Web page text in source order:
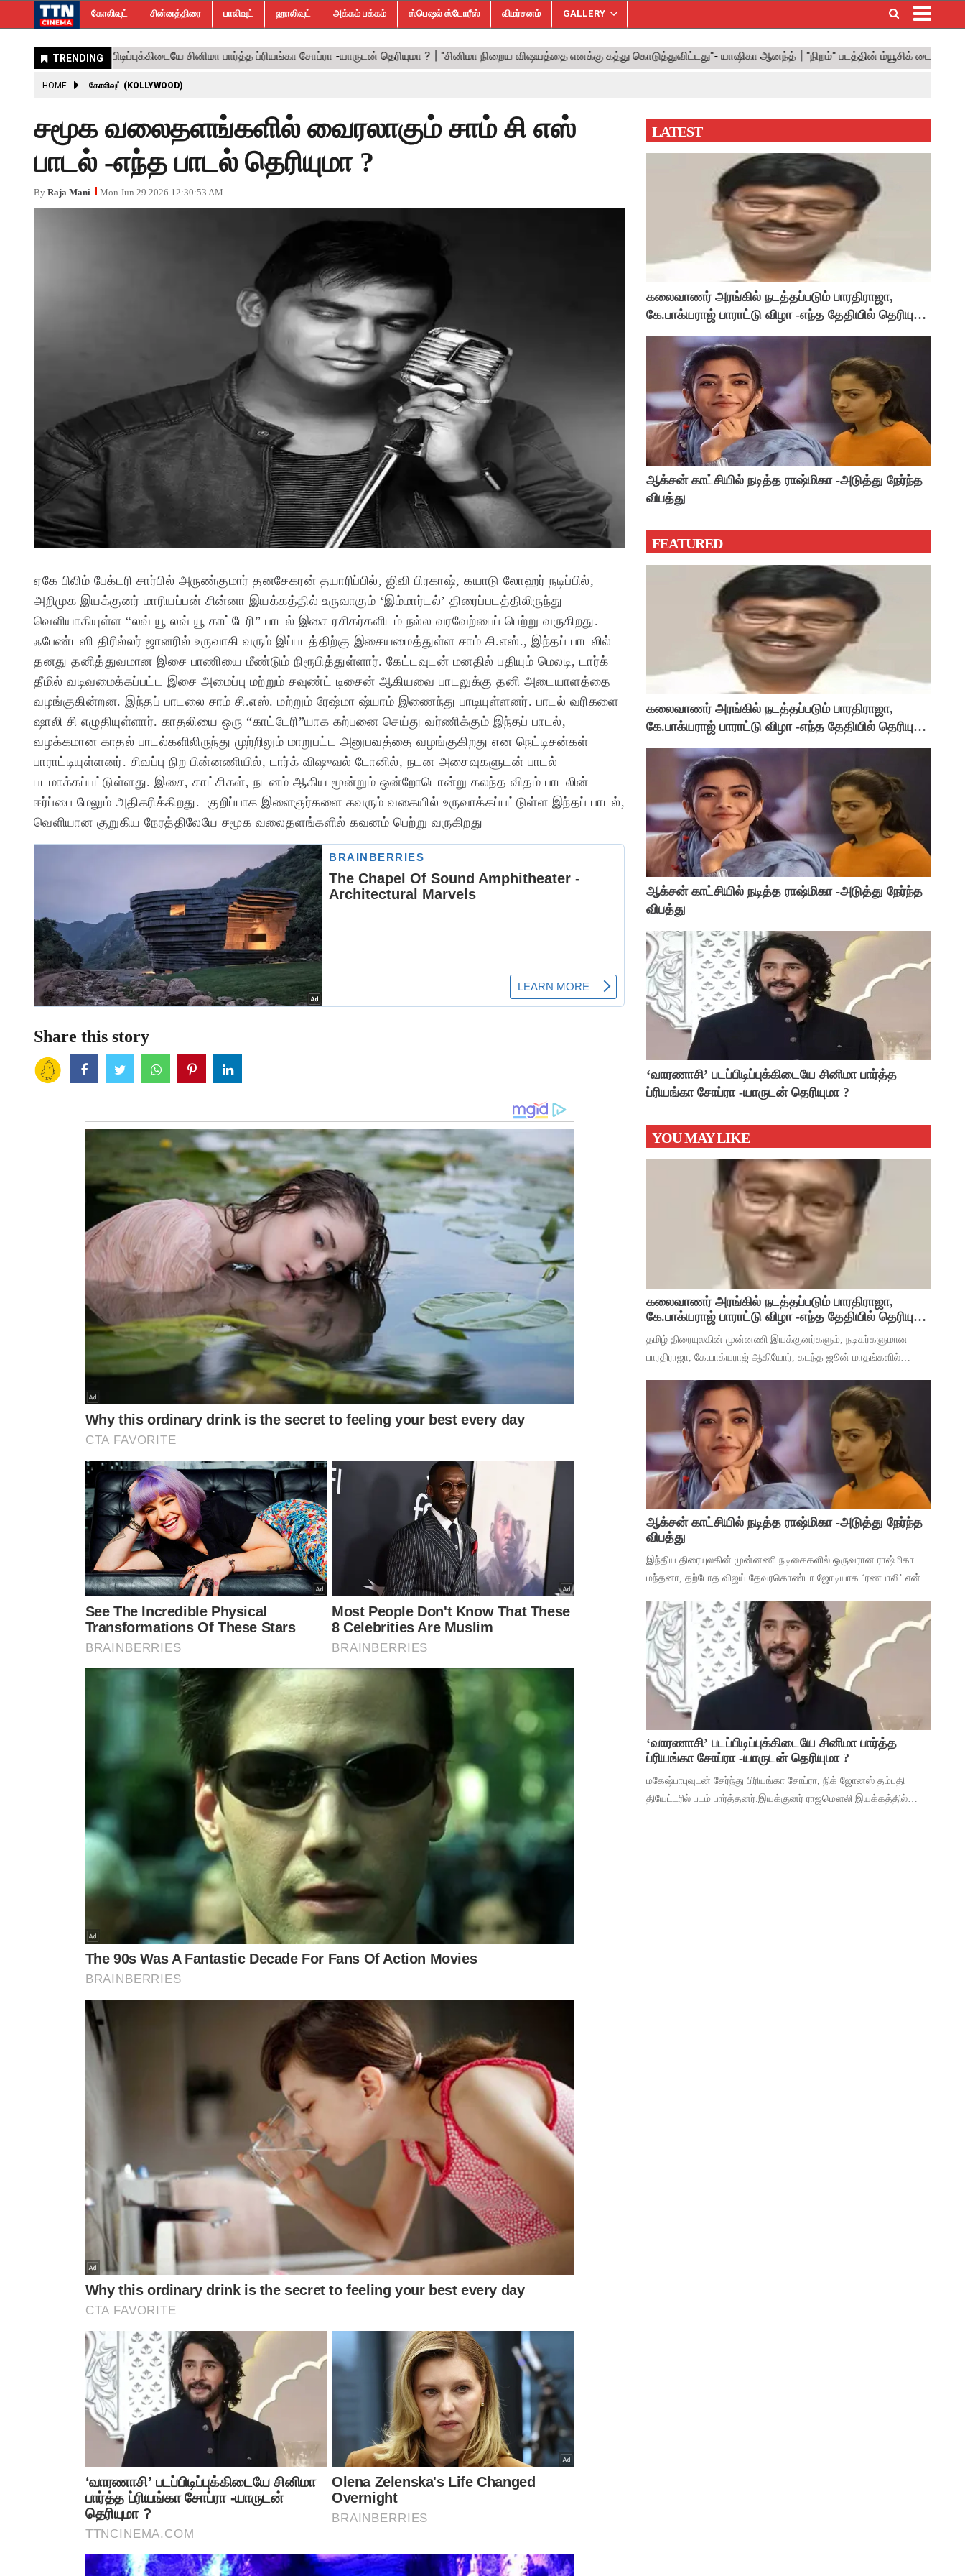
கோலிவுட் சின்னத்திரை பாலிவுட் ஹாலிவுட் அக்கம் பக்கம் ஸ்பெஷல் ஸ்டோரீஸ் விமர்சனம் GALLERY
HOME கோலிவுட் (KOLLYWOOD)
சமூக வலைதளங்களில் வைரலாகும் சாம் சி எஸ்
பாடல் -எந்த பாடல் தெரியுமா ?
By Raja Mani Mon Jun 29 2026 12:30:53 AM
ஏகே பிலிம் பேக்டரி சார்பில் அருண்குமார் தனசேகரன் தயாரிப்பில், ஜிவி பிரகாஷ், கயாடு லோஹர் நடிப்பில்,
அறிமுக இயக்குனர் மாரியப்பன் சின்னா இயக்கத்தில் உருவாகும் ‘இம்மார்டல்’ திரைப்படத்திலிருந்து
வெளியாகியுள்ள “லவ் யூ லவ் யூ காட்டேரி” பாடல் இசை ரசிகர்களிடம் நல்ல வரவேற்பைப் பெற்று வருகிறது.
ஃபேண்டஸி திரில்லர் ஜானரில் உருவாகி வரும் இப்படத்திற்கு இசையமைத்துள்ள சாம் சி.எஸ்., இந்தப் பாடலில்
தனது தனித்துவமான இசை பாணியை மீண்டும் நிரூபித்துள்ளார். கேட்டவுடன் மனதில் பதியும் மெலடி, டார்க்
தீமில் வடிவமைக்கப்பட்ட இசை அமைப்பு மற்றும் சவுண்ட் டிசைன் ஆகியவை பாடலுக்கு தனி அடையாளத்தை
வழங்குகின்றன. இந்தப் பாடலை சாம் சி.எஸ். மற்றும் ரேஷ்மா ஷ்யாம் இணைந்து பாடியுள்ளனர். பாடல் வரிகளை
ஷாலி சி எழுதியுள்ளார். காதலியை ஒரு “காட்டேரி”யாக கற்பனை செய்து வர்ணிக்கும் இந்தப் பாடல்,
வழக்கமான காதல் பாடல்களிலிருந்து முற்றிலும் மாறுபட்ட அனுபவத்தை வழங்குகிறது என நெட்டிசன்கள்
பாராட்டியுள்ளனர். சிவப்பு நிற பின்னணியில், டார்க் விஷுவல் டோனில், நடன அசைவுகளுடன் பாடல்
படமாக்கப்பட்டுள்ளது. இசை, காட்சிகள், நடனம் ஆகிய மூன்றும் ஒன்றோடொன்று கலந்த விதம் பாடலின்
ஈர்ப்பை மேலும் அதிகரிக்கிறது. குறிப்பாக இளைஞர்களை கவரும் வகையில் உருவாக்கப்பட்டுள்ள இந்தப் பாடல்,
வெளியான குறுகிய நேரத்திலேயே சமூக வலைதளங்களில் கவனம் பெற்று வருகிறது
Share this story
LATEST
கலைவாணர் அரங்கில் நடத்தப்படும் பாரதிராஜா,
கே.பாக்யராஜ் பாராட்டு விழா -எந்த தேதியில் தெரியுமா
ஆக்சன் காட்சியில் நடித்த ராஷ்மிகா -அடுத்து நேர்ந்த
விபத்து
FEATURED
கலைவாணர் அரங்கில் நடத்தப்படும் பாரதிராஜா,
கே.பாக்யராஜ் பாராட்டு விழா -எந்த தேதியில் தெரியுமா
ஆக்சன் காட்சியில் நடித்த ராஷ்மிகா -அடுத்து நேர்ந்த
விபத்து
‘வாரணாசி’ படப்பிடிப்புக்கிடையே சினிமா பார்த்த
ப்ரியங்கா சோப்ரா -யாருடன் தெரியுமா ?
YOU MAY LIKE
கலைவாணர் அரங்கில் நடத்தப்படும் பாரதிராஜா,
கே.பாக்யராஜ் பாராட்டு விழா -எந்த தேதியில் தெரியுமா
தமிழ் திரையுலகின் முன்னணி இயக்குனர்களும், நடிகர்களுமான
பாரதிராஜா, கே.பாக்யராஜ் ஆகியோர், கடந்த ஜூன் மாதங்களில்
சாதனைகளை பாராட்டி கவுரவிக்கும் வகையில்,
ஆக்சன் காட்சியில் நடித்த ராஷ்மிகா -அடுத்து நேர்ந்த
விபத்து
இந்திய திரையுலகின் முன்னணி நடிகைகளில் ஒருவரான ராஷ்மிகா
மந்தனா, தற்போத விஜய் தேவரகொண்டா ஜோடியாக ‘ரணபாலி’ என்ற
முக்கியத்துவம் கொண்ட ‘மைசா’ என்ற படத
‘வாரணாசி’ படப்பிடிப்புக்கிடையே சினிமா பார்த்த
ப்ரியங்கா சோப்ரா -யாருடன் தெரியுமா ?
மகேஷ்பாபுவுடன் சேர்ந்து பிரியங்கா சோப்ரா, நிக் ஜோனஸ் தம்பதி
தியேட்டரில் படம் பார்த்தனர்.இயக்குனர் ராஜமௌலி இயக்கத்தில்